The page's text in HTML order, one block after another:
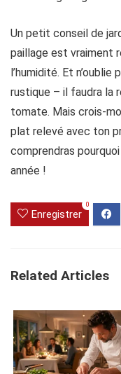
Un petit conseil de
paillage est vraiment
l’humidité. Et
rustique – il faudra la
tomate. Mais crois-
plat relevé avec ton
comprendras
année !
Enregistrer
0
Related Articles